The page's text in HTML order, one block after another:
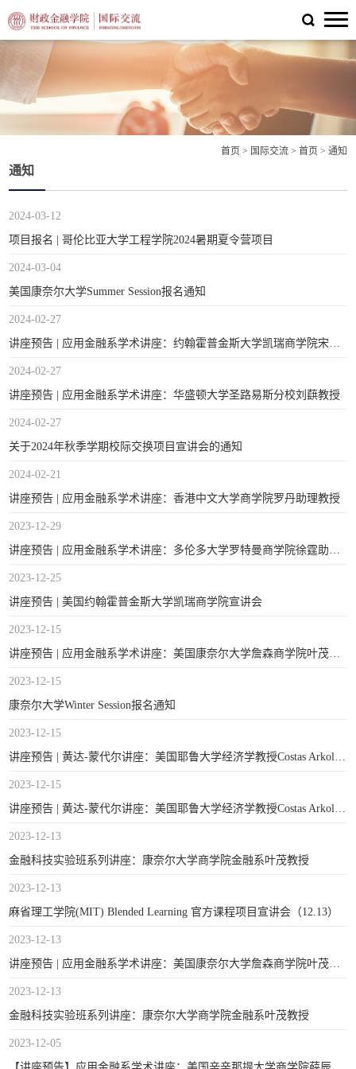
首页 > 国际交流> 首页 > 通知
通知
2024-03-12
项目报名 | 哥伦比亚大学工程学院2024暑期夏令营项目
2024-03-04
美国康奈尔大学Summer Session报名通知
2024-02-27
讲座预告 | 应用金融系学术讲座：约翰霍普金斯大学凯瑞商学院宋兆刚教授
2024-02-27
讲座预告 | 应用金融系学术讲座：华盛顿大学圣路易斯分校刘蕻教授
2024-02-27
关于2024年秋季学期校际交换项目宣讲会的通知
2024-02-21
讲座预告 | 应用金融系学术讲座：香港中文大学商学院罗丹助理教授
2023-12-29
讲座预告 | 应用金融系学术讲座：多伦多大学罗特曼商学院徐霆助理教授
2023-12-25
讲座预告 | 美国约翰霍普金斯大学凯瑞商学院宣讲会
2023-12-15
讲座预告 | 应用金融系学术讲座：美国康奈尔大学詹森商学院叶茂副教授
2023-12-15
康奈尔大学Winter Session报名通知
2023-12-15
讲座预告 | 黄达-蒙代尔讲座：美国耶鲁大学经济学教授Costas Arkolakis
2023-12-15
讲座预告 | 黄达-蒙代尔讲座：美国耶鲁大学经济学教授Costas Arkolakis
2023-12-13
金融科技实验班系列讲座：康奈尔大学商学院金融系叶茂教授
2023-12-13
麻省理工学院(MIT) Blended Learning 官方课程项目宣讲会（12.13）
2023-12-13
讲座预告 | 应用金融系学术讲座：美国康奈尔大学詹森商学院叶茂副教授
2023-12-13
金融科技实验班系列讲座：康奈尔大学商学院金融系叶茂教授
2023-12-05